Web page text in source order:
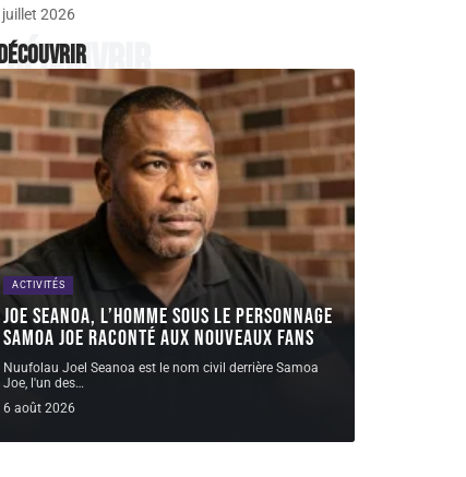
2026
découvrir
ACTIVITÉS
Joe Seanoa, l’homme sous le personnage
Samoa Joe raconté aux nouveaux fans
Nuufolau Joel Seanoa est le nom civil derrière Samoa
Joe, l'un des…
6 août 2026